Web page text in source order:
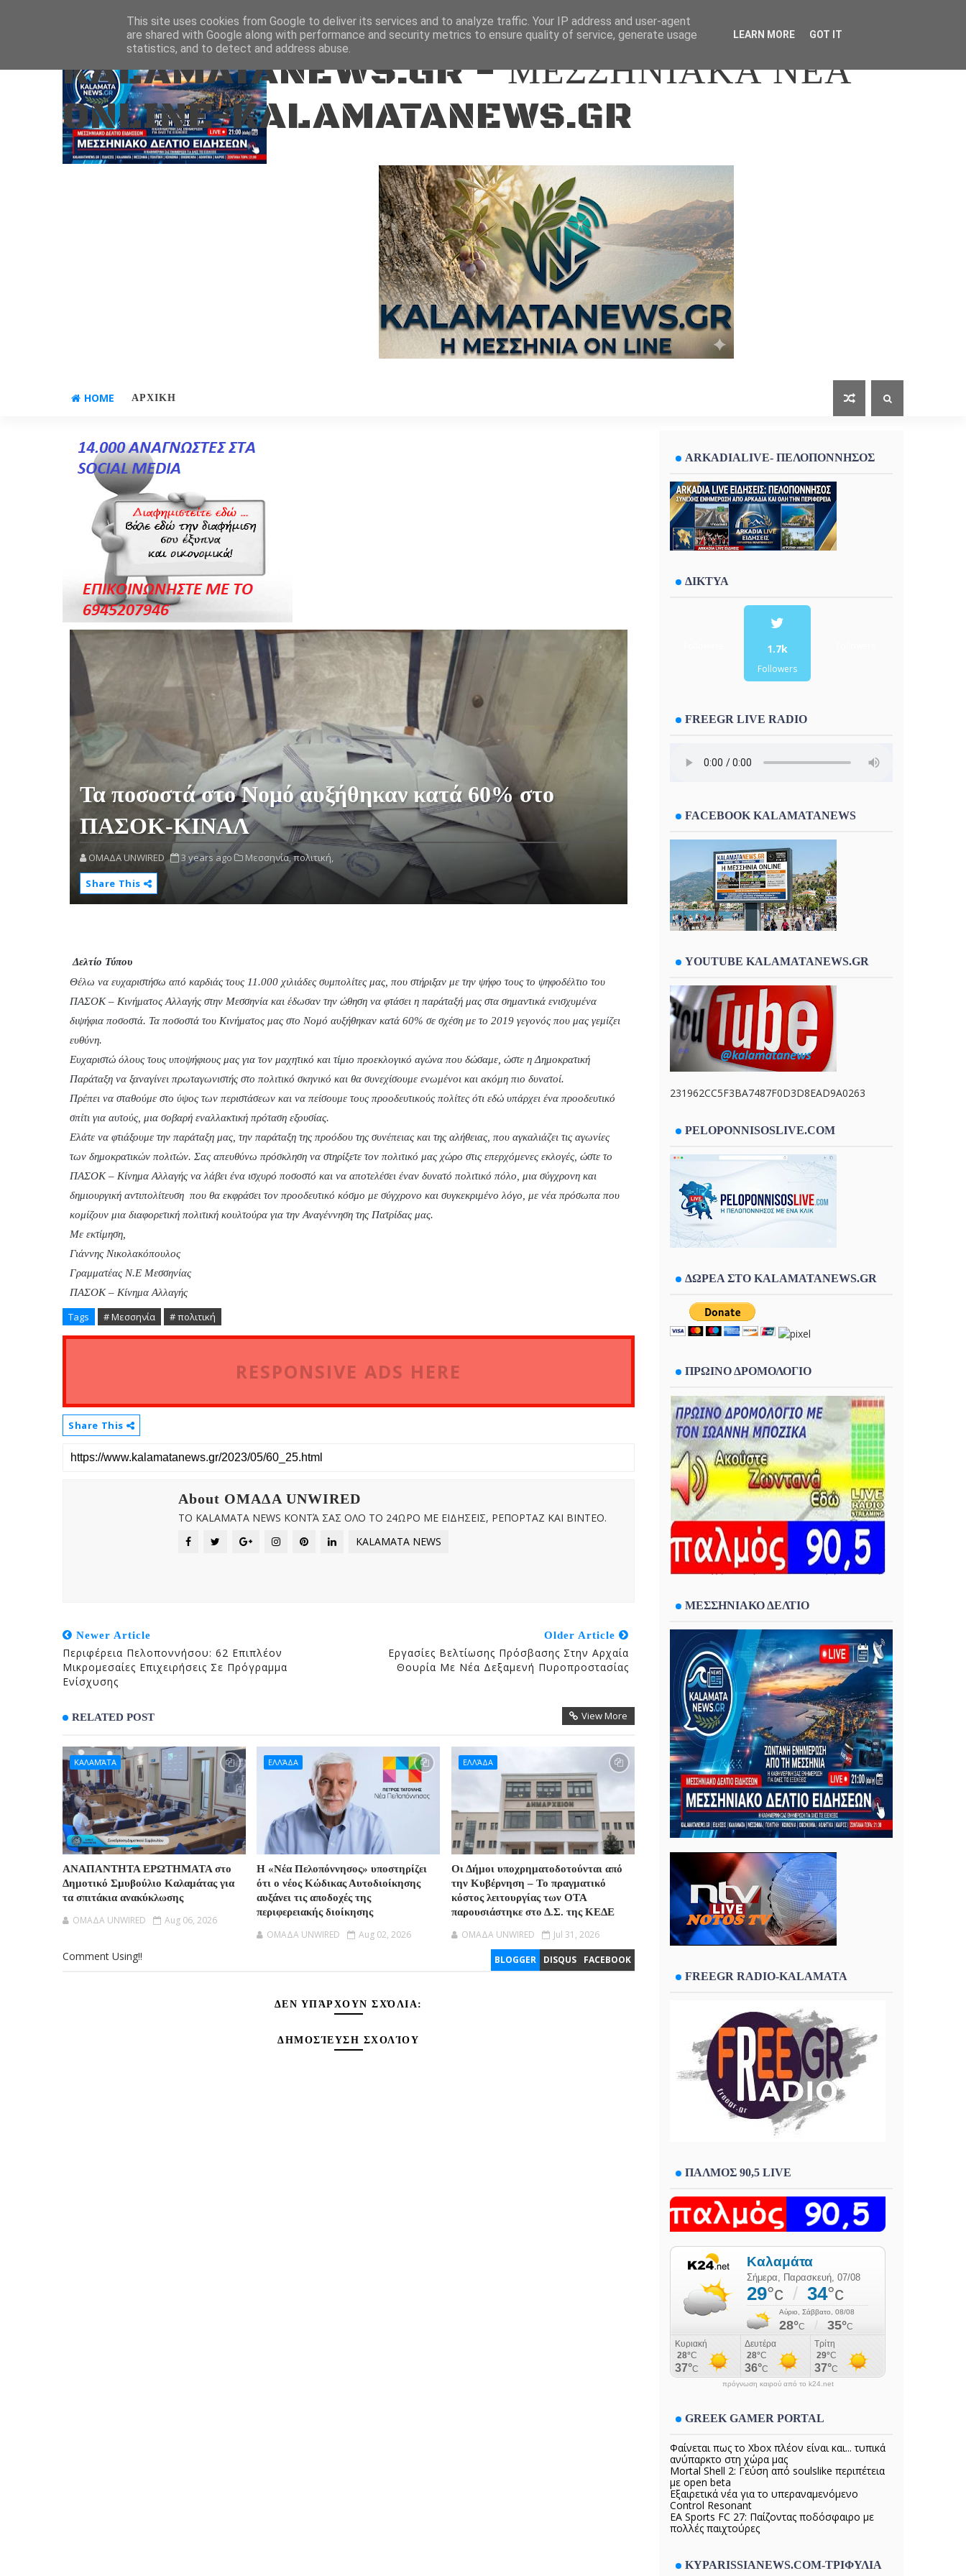
Aug 7, 2026
KALAMATANEWS.GR - ΜΕΣΣΗΝΙΑΚΑ ΝΕΑ
ONLINE-KALAMATANEWS.GR
HOME ΑΡΧΙΚΗ
Τα ποσοστά στο Νομό αυξήθηκαν κατά 60% στο
ΠΑΣΟΚ-ΚΙΝΑΛ
OMAΔΑ UNWIRED 3 years ago Μεσσηνία,πολιτική,
Share This
Δελτίο Τύπου
Θέλω να ευχαριστήσω από καρδιάς τους 11.000 χιλιάδες συμπολίτες μας, που στήριξαν με την ψήφο τους το ψηφοδέλτιο του
ΠΑΣΟΚ – Κινήματος Αλλαγής στην Μεσσηνία και έδωσαν την ώθηση να φτάσει η παράταξή μας στα σημαντικά ενισχυμένα
διψήφια ποσοστά. Τα ποσοστά του Κινήματος μας στο Νομό αυξήθηκαν κατά 60% σε σχέση με το 2019 γεγονός που μας γεμίζει
ευθύνη.
Ευχαριστώ όλους τους υποψήφιους μας για τον μαχητικό και τίμιο προεκλογικό αγώνα που δώσαμε, ώστε η Δημοκρατική
Παράταξη να ξαναγίνει πρωταγωνιστής στο πολιτικό σκηνικό και θα συνεχίσουμε ενωμένοι και ακόμη πιο δυνατοί.
Πρέπει να σταθούμε στο ύψος των περιστάσεων και να πείσουμε τους προοδευτικούς πολίτες ότι εδώ υπάρχει ένα προοδευτικό
σπίτι για αυτούς, μια σοβαρή εναλλακτική πρόταση εξουσίας.
Ελάτε να φτιάξουμε την παράταξη μας, την παράταξη της προόδου της συνέπειας και της αλήθειας, που αγκαλιάζει τις αγωνίες
των δημοκρατικών πολιτών. Σας απευθύνω πρόσκληση να στηρίξετε τον πολιτικό μας χώρο στις επερχόμενες εκλογές, ώστε το
ΠΑΣΟΚ – Κίνημα Αλλαγής να λάβει ένα ισχυρό ποσοστό και να αποτελέσει έναν δυνατό πολιτικό πόλο, μια σύγχρονη και
δημιουργική αντιπολίτευση που θα εκφράσει τον προοδευτικό κόσμο με σύγχρονο και συγκεκριμένο λόγο, με νέα πρόσωπα που
κομίζουν μια διαφορετική πολιτική κουλτούρα για την Αναγέννηση της Πατρίδας μας.
Με εκτίμηση,
Γιάννης Νικολακόπουλος
Γραμματέας Ν.Ε Μεσσηνίας
ΠΑΣΟΚ – Κίνημα Αλλαγής
Tags # Μεσσηνία # πολιτική
RESPONSIVE ADS HERE
Share This
About OMAΔΑ UNWIRED
ΤΟ KALAMATA NEWS ΚΟΝΤΆ ΣΑΣ ΟΛΟ ΤΟ 24ΩΡΟ ΜΕ ΕΙΔΗΣΕΙΣ, ΡΕΠΟΡΤΑΖ ΚΑΙ ΒΙΝΤΕΟ.
KALAMATA NEWS
Newer Article
Περιφέρεια Πελοποννήσου: 62 Επιπλέον
Μικρομεσαίες Επιχειρήσεις Σε Πρόγραμμα
Ενίσχυσης
Older Article
Εργασίες Βελτίωσης Πρόσβασης Στην Αρχαία
Θουρία Με Νέα Δεξαμενή Πυροπροστασίας
RELATED POST View More
ΚΑΛΑΜΆΤΑ
ΑΝΑΠΑΝΤΗΤΑ ΕΡΩΤΗΜΑΤΑ στο
Δημοτικό Σμυβούλιο Καλαμάτας για
τα σπιτάκια ανακύκλωσης
OMAΔΑ UNWIRED Aug 06, 2026
ΕΛΛΆΔΑ
Η «Νέα Πελοπόννησος» υποστηρίζει
ότι ο νέος Κώδικας Αυτοδιοίκησης
αυξάνει τις αποδοχές της
περιφερειακής διοίκησης
OMAΔΑ UNWIRED Aug 02, 2026
ΕΛΛΆΔΑ
Οι Δήμοι υποχρηματοδοτούνται από
την Κυβέρνηση – Το πραγματικό
κόστος λειτουργίας των ΟΤΑ
παρουσιάστηκε στο Δ.Σ. της ΚΕΔΕ
OMAΔΑ UNWIRED Jul 31, 2026
BLOGGER DISQUS FACEBOOK
Comment Using!!
ΔΕΝ ΥΠΆΡΧΟΥΝ ΣΧΌΛΙΑ:
ΔΗΜΟΣΊΕΥΣΗ ΣΧΟΛΊΟΥ
ARKADIALIVE- ΠΕΛΟΠΟΝΝΗΣΟΣ
ΔΙΚΤΥΑ
1.7k
Followers
FREEGR LIVE RADIO
FACEBOOK KALAMATANEWS
YOUTUBE KALAMATANEWS.GR
231962CC5F3BA7487F0D3D8EAD9A0263
PELOPONNISOSLIVE.COM
ΔΩΡΕΑ ΣΤΟ KALAMATANEWS.GR
ΠΡΩΙΝΟ ΔΡΟΜΟΛΟΓΙΟ
ΜΕΣΣΗΝΙΑΚΟ ΔΕΛΤΙΟ
FREEGR RADIO-KALAMATA
ΠΑΛΜΟΣ 90,5 LIVE
πρόγνωση καιρού από το k24.net
GREEK GAMER PORTAL
Φαίνεται πως το Xbox πλέον είναι και... τυπικά
ανύπαρκτο στη χώρα μας
Mortal Shell 2: Γεύση από soulslike περιπέτεια
με open beta
Εξαιρετικά νέα για το υπεραναμενόμενο
Control Resonant
EA Sports FC 27: Παίζοντας ποδόσφαιρο με
πολλές παιχτούρες
KYPARISSIANEWS.COM-ΤΡΙΦΥΛΙΑ
This site uses cookies from Google to deliver its services and to analyze traffic. Your IP address and user-agent
are shared with Google along with performance and security metrics to ensure quality of service, generate usage
statistics, and to detect and address abuse.
LEARN MORE GOT IT